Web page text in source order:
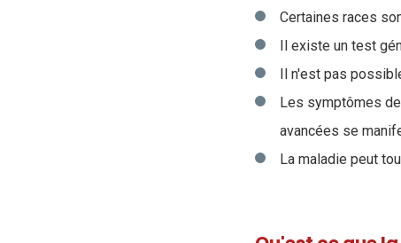
Certaines races
Il existe un test
Il n'est pas
Les symptômes
avancées se
La maladie peut